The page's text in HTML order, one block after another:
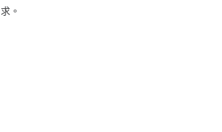
求。